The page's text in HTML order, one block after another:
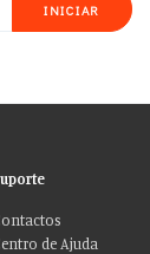
INICIAR
de Ajuda